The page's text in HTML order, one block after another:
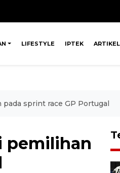
LIFESTYLE IPTEK ARTIKEL
sprint race GP Portugal
pemilihan